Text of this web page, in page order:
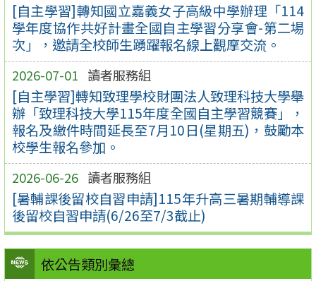
[自主學習]轉知國立嘉義女子高級中學辦理「114
學年度協作共好計畫全國自主學習分享會-第二場
次」，邀請全校師生踴躍報名線上觀摩交流。
2026-07-01 讀者服務組
[自主學習]轉知致理學校財團法人致理科技大學舉
辦「致理科技大學115年度全國自主學習競賽」，
報名及繳件時間延長至7月10日(星期五)，鼓勵本
校學生報名參加。
2026-06-26 讀者服務組
[暑輔課後留校自習申請]115年升高三暑期輔導課
後留校自習申請(6/26至7/3截止)
依公告類別彙總